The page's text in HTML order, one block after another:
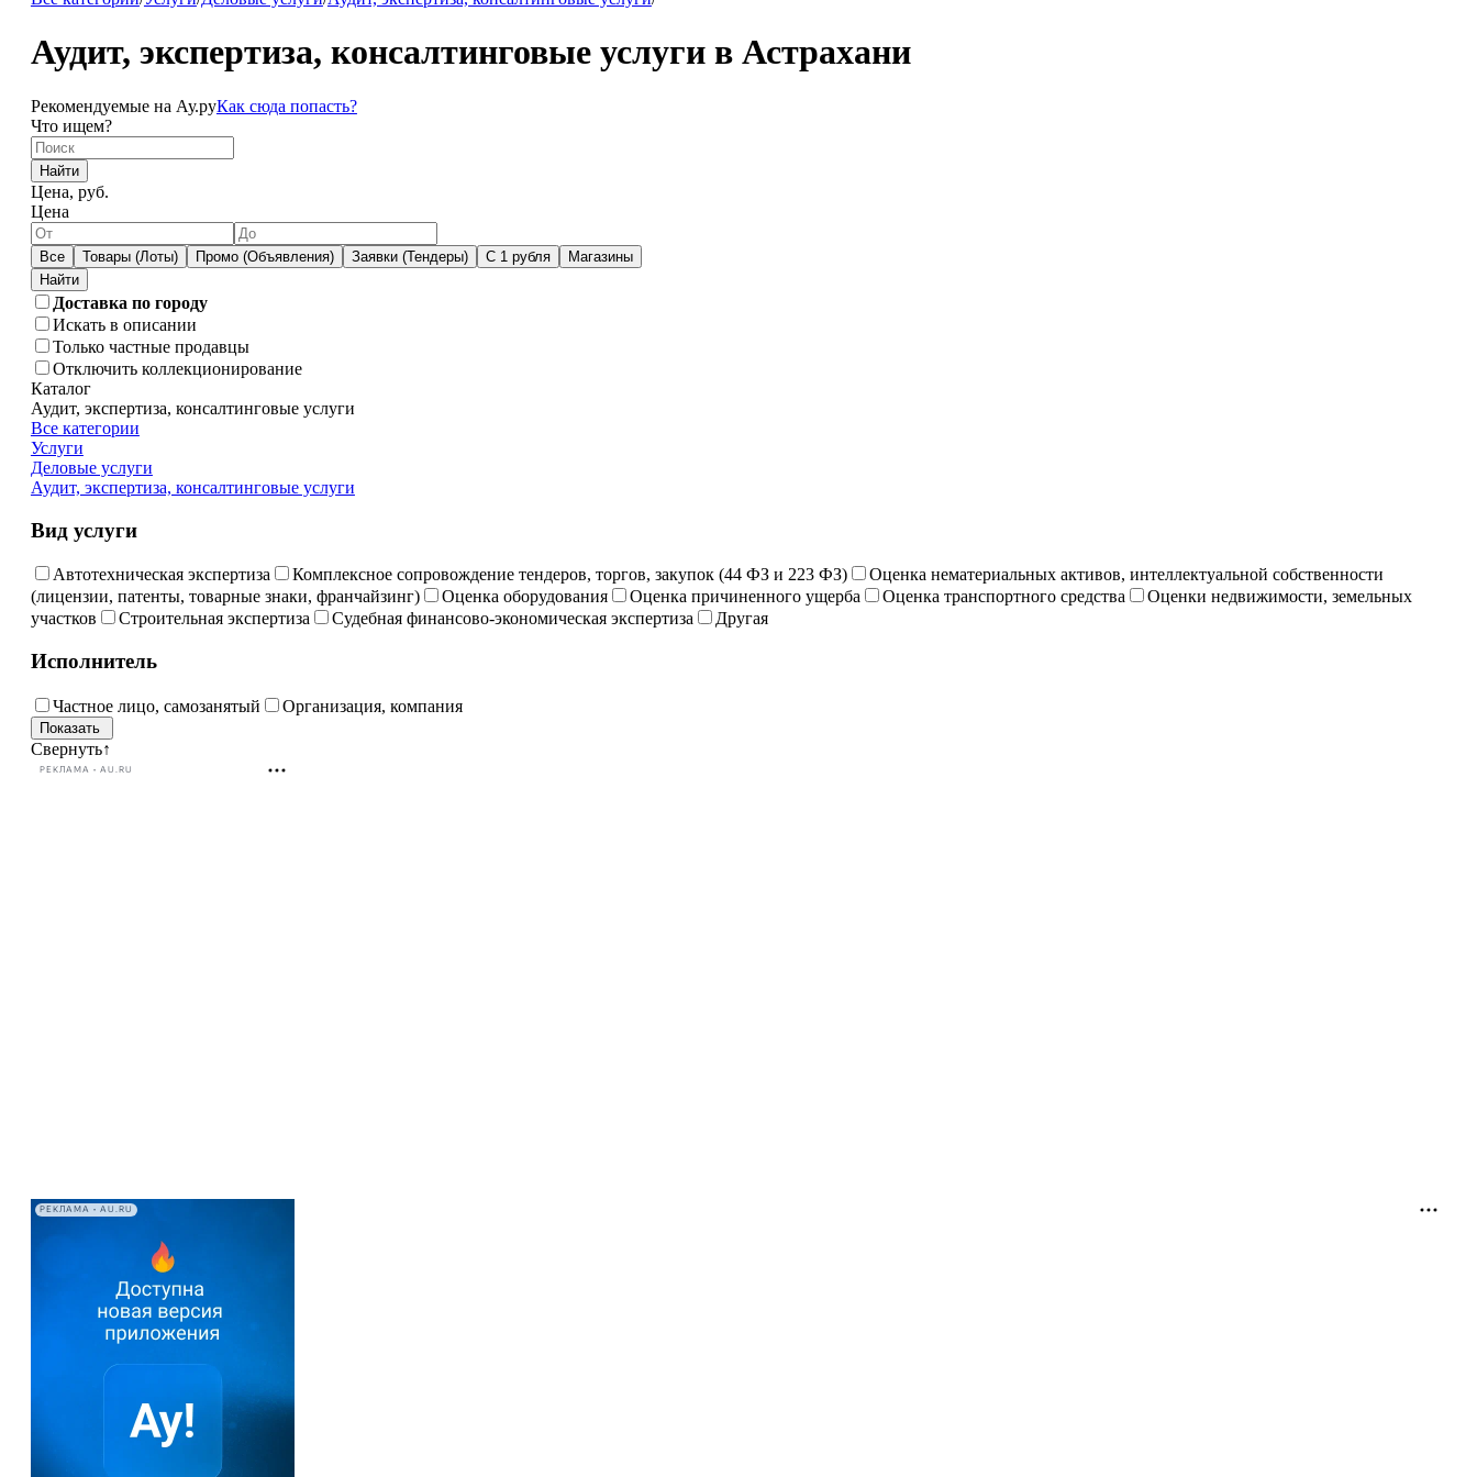
Аудит, экспертиза, консалтинговые услуги в Астрахани
Рекомендуемые на Ау.руКак сюда попасть?
Что ищем?
Найти
Цена, руб.
Цена
Все Товары (Лоты) Промо (Объявления) Заявки (Тендеры) С 1 рубля Магазины
Доставка по городу
Искать в описании
Только частные продавцы
Отключить коллекционирование
Каталог
Аудит, экспертиза, консалтинговые услуги
Все категории
Услуги
Деловые услуги
Аудит, экспертиза, консалтинговые услуги
Вид услуги
Автотехническая экспертиза Комплексное сопровождение тендеров, торгов, закупок (44 ФЗ и 223 ФЗ)
Оценка нематериальных активов, интеллектуальной собственности
(лицензии, патенты, товарные знаки, франчайзинг)
Оценка оборудования Оценка причиненного ущерба Оценка транспортного средства
Оценки недвижимости, земельных
участков
Строительная экспертиза Судебная финансово-экономическая экспертиза Другая
Исполнитель
Частное лицо, самозанятый Организация, компания
Свернуть↑
РЕКЛАМА • AU.RU
РЕКЛАМА • AU.RU